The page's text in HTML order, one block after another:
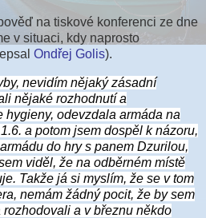
na tiskové konferenci ze dne
v situaci, kdy naprosto
Ondřej Golis).
nevidím nějaký zásadní
nějaké rozhodnutí a
hygieny, odevzdala armáda na
a potom jsem dospěl k názoru,
do hry s panem Dzurilou,
viděl, že na odběrném místě
Takže já si myslím, že se v tom
nemám žádný pocit, že by sem
a v březnu někdo